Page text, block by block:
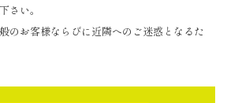
さい。
のお客様ならびに近隣へのご迷惑となるた